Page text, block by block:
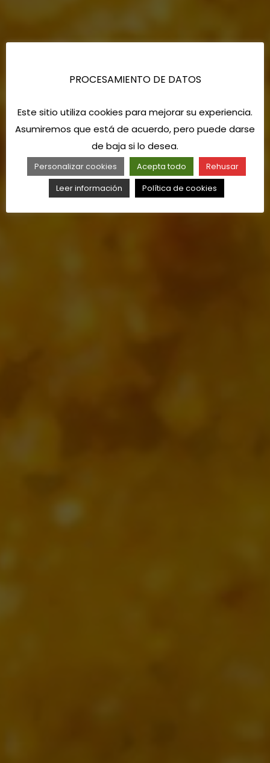
PROCESAMIENTO DE DATOS
Este sitio utiliza cookies para mejorar su experiencia.
Asumiremos que está de acuerdo, pero puede darse
de baja si lo desea.
Personalizar cookies Acepta todo
Rehusar
Leer información
Política de cookies